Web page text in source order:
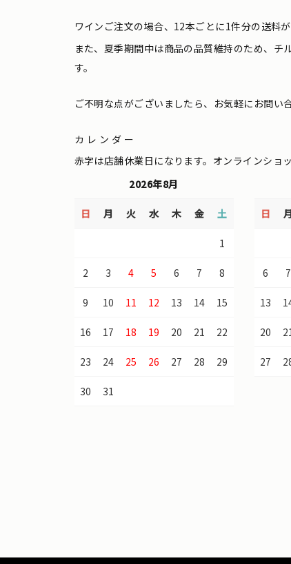
ワインご注文の場合、12本ごとに1件分の送料
また、夏季期間中は商品の品質維持のため、チ
す。
ご不明な点がございましたら、お気軽にお問い
カレンダー
赤字は店舗休業日になります。オンラインショ
2026年8月
日 月 火 水 木 金 土
1
2 3 4 5 6 7 8
9 10 11 12 13 14 15
16 17 18 19 20 21 22
23 24 25 26 27 28 29
30 31
日 月
6 7
13
20
27